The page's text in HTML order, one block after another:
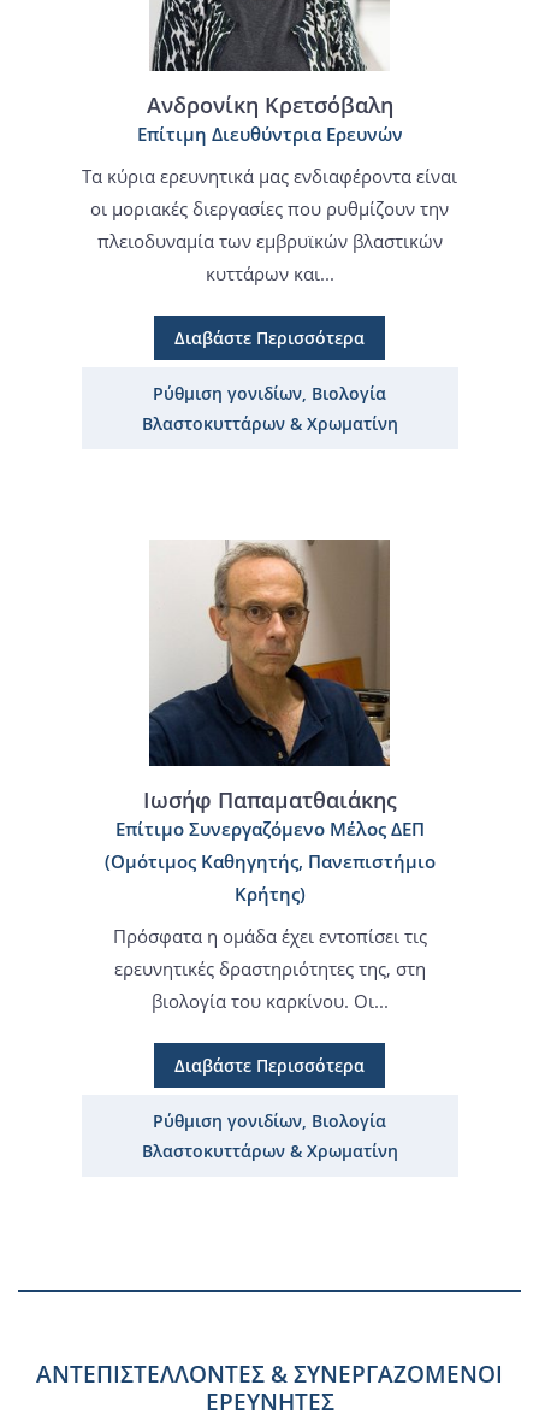
Ανδρονίκη Κρετσόβαλη
Επίτιμη Διευθύντρια Ερευνών
Tα κύρια ερευνητικά μας ενδιαφέροντα είναι
οι μοριακές διεργασίες που ρυθμίζουν την
πλειοδυναμία των εμβρυϊκών βλαστικών
κυττάρων και...
Διαβάστε Περισσότερα
Ρύθμιση γονιδίων, Βιολογία
Βλαστοκυττάρων & Χρωματίνη
Ιωσήφ Παπαματθαιάκης
Επίτιμο Συνεργαζόμενο Μέλος ΔΕΠ
(Ομότιμος Καθηγητής, Πανεπιστήμιο
Κρήτης)
Πρόσφατα η ομάδα έχει εντοπίσει τις
ερευνητικές δραστηριότητες της, στη
βιολογία του καρκίνου. Οι...
Διαβάστε Περισσότερα
Ρύθμιση γονιδίων, Βιολογία
Βλαστοκυττάρων & Χρωματίνη
ΑΝΤΕΠΙΣΤΕΛΛΟΝΤΕΣ & ΣΥΝΕΡΓΑΖΟΜΕΝΟΙ
ΕΡΕΥΝΗΤΕΣ